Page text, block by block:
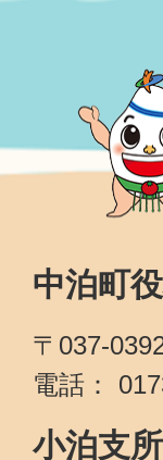
中泊町
〒037-
電話：
小泊支所